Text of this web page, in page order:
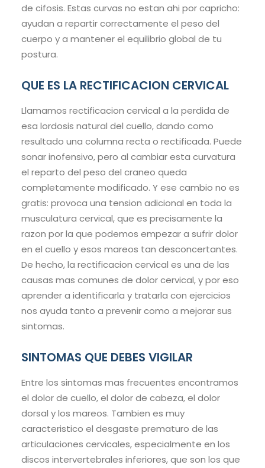
de cifosis. Estas curvas no estan ahi por capricho:
ayudan a repartir correctamente el peso del
cuerpo y a mantener el equilibrio global de tu
postura.
QUE ES LA RECTIFICACION CERVICAL
Llamamos rectificacion cervical a la perdida de
esa lordosis natural del cuello, dando como
resultado una columna recta o rectificada. Puede
sonar inofensivo, pero al cambiar esta curvatura
el reparto del peso del craneo queda
completamente modificado. Y ese cambio no es
gratis: provoca una tension adicional en toda la
musculatura cervical, que es precisamente la
razon por la que podemos empezar a sufrir dolor
en el cuello y esos mareos tan desconcertantes.
De hecho, la rectificacion cervical es una de las
causas mas comunes de dolor cervical, y por eso
aprender a identificarla y tratarla con ejercicios
nos ayuda tanto a prevenir como a mejorar sus
sintomas.
SINTOMAS QUE DEBES VIGILAR
Entre los sintomas mas frecuentes encontramos
el dolor de cuello, el dolor de cabeza, el dolor
dorsal y los mareos. Tambien es muy
caracteristico el desgaste prematuro de las
articulaciones cervicales, especialmente en los
discos intervertebrales inferiores, que son los que